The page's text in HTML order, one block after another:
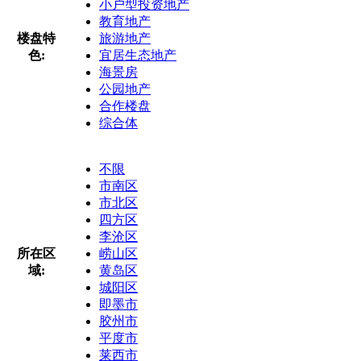
楼盘特
色:
小户型投资地产
教育地产
旅游地产
宜居生态地产
海景房
公园地产
合作楼盘
综合体
所在区
域:
不限
市南区
市北区
四方区
李沧区
崂山区
黄岛区
城阳区
即墨市
胶州市
平度市
莱西市